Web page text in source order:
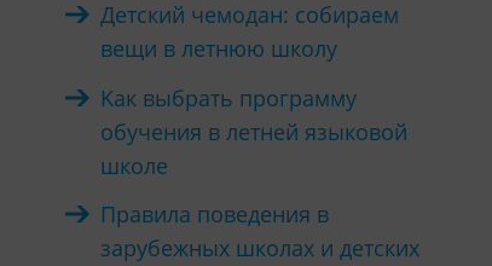
Детский чемодан: собираем
вещи в летнюю школу
Kак выбрать программу
обучения в летней языковой
школе
Правила поведения в
зарубежных школах и детских